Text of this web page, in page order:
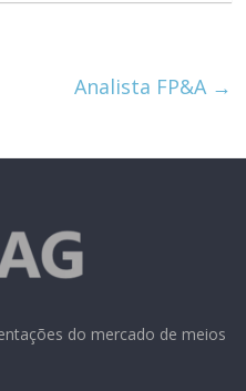
Analista FP&A →
do mercado de meios